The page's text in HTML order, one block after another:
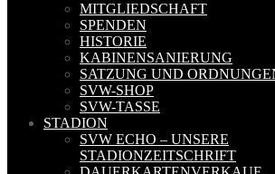
MITGLIEDSCHAFT
SPENDEN
HISTORIE
KABINENSANIERUNG
SATZUNG UND
SVW-SHOP
SVW-TASSE
STADION
SVW ECHO – UNSERE
STADIONZEITSCHRIFT